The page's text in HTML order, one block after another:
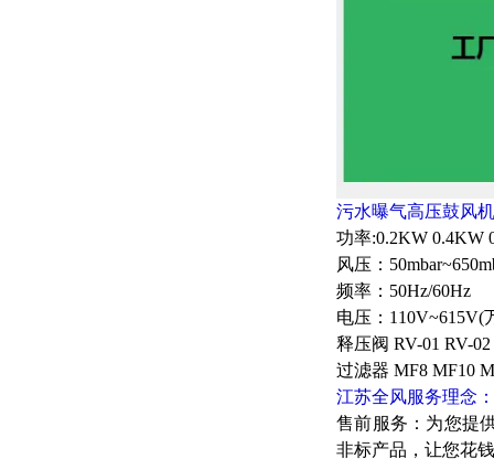
污水曝气高压鼓风
功率:0.2KW 0.4KW
风压：
频率：50Hz/60Hz
电压：110V~615V(
释压阀 RV-01 RV-
过滤器 MF8 MF10
江苏全风服务理念：
售前服务：为您提
非标产品，让您花